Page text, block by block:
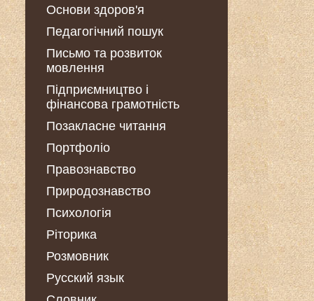
Основи здоров'я
Педагогічний пошук
Письмо та розвиток
мовлення
Підприємництво і
фінансова грамотність
Позакласне читання
Портфоліо
Правознавство
Природознавство
Психологія
Ріторика
Розмовник
Русский язык